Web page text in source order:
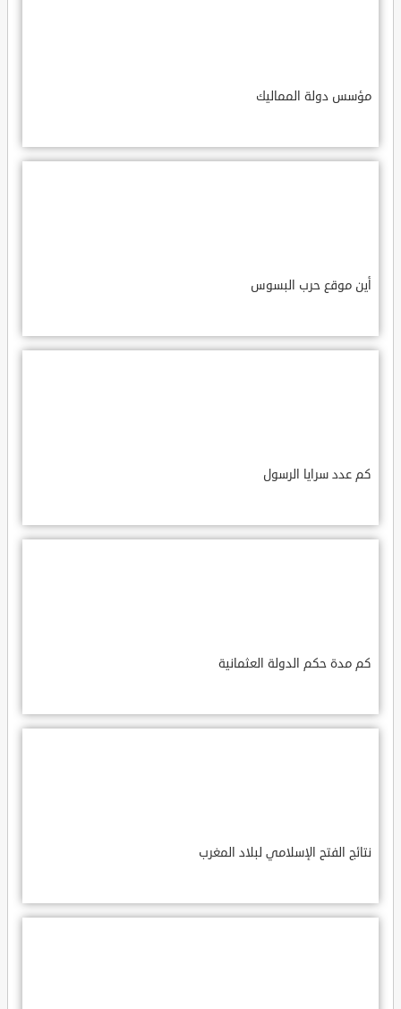
مؤسس دولة المماليك
أين موقع حرب البسوس
كم عدد سرايا الرسول
كم مدة حكم الدولة العثمانية
نتائج الفتح الإسلامي لبلاد المغرب